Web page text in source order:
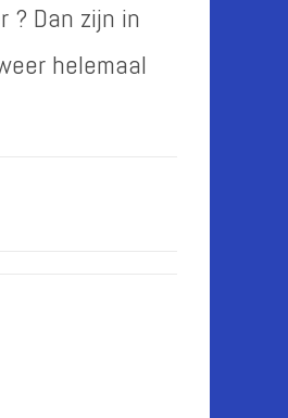
? Dan zijn in
helemaal